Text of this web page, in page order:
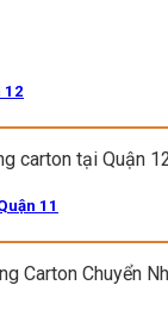
12
carton tại Quận
11
Carton Chuyển